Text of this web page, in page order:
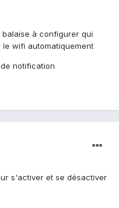
à configurer qui
wifi automatiquement
notification
s'activer et se désactiver